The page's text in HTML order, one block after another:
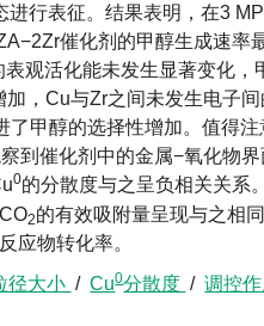
进行表征。结果表明，在3
催化剂的甲醇生成速率
观活化能未发生显著变化
，Cu与Zr之间未发生电子
甲醇的选择性增加。值得
到催化剂中的金属−氧化物
0的分散度与之呈负相关关系
2的有效吸附量呈现与之相
应物转化率。
径大小 /Cu0分散度 /调控作